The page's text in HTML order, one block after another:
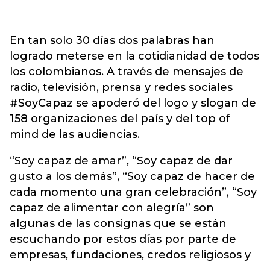
En tan solo 30 días dos palabras han
logrado meterse en la cotidianidad de todos
los colombianos. A través de mensajes de
radio, televisión, prensa y redes sociales
#SoyCapaz se apoderó del logo y slogan de
158 organizaciones del país y del top of
mind de las audiencias.
“Soy capaz de amar”, “Soy capaz de dar
gusto a los demás”, “Soy capaz de hacer de
cada momento una gran celebración”, “Soy
capaz de alimentar con alegría” son
algunas de las consignas que se están
escuchando por estos días por parte de
empresas, fundaciones, credos religiosos y